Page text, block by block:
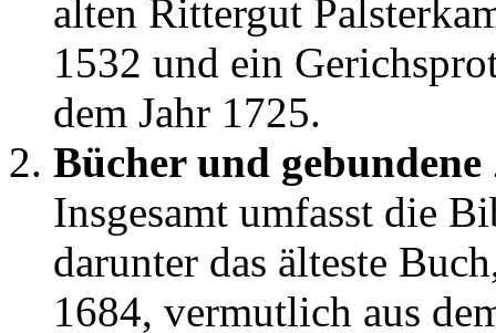
alten Rittergut
1532 und ein
dem Jahr 1725.
Bücher und
Insgesamt umfasst die
darunter das älteste
1684, vermutlich aus